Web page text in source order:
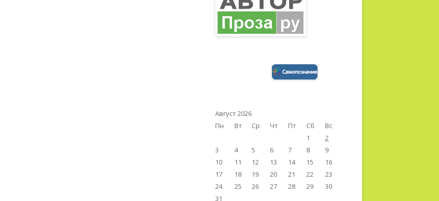
Август 2026
Пн
Вт Ср Чт Пт Сб
Вс
1
2
3
4 5 6 7 8
9
10
11 12 13 14 15
16
17
18 19 20 21 22
23
24
25 26 27 28 29
30
31